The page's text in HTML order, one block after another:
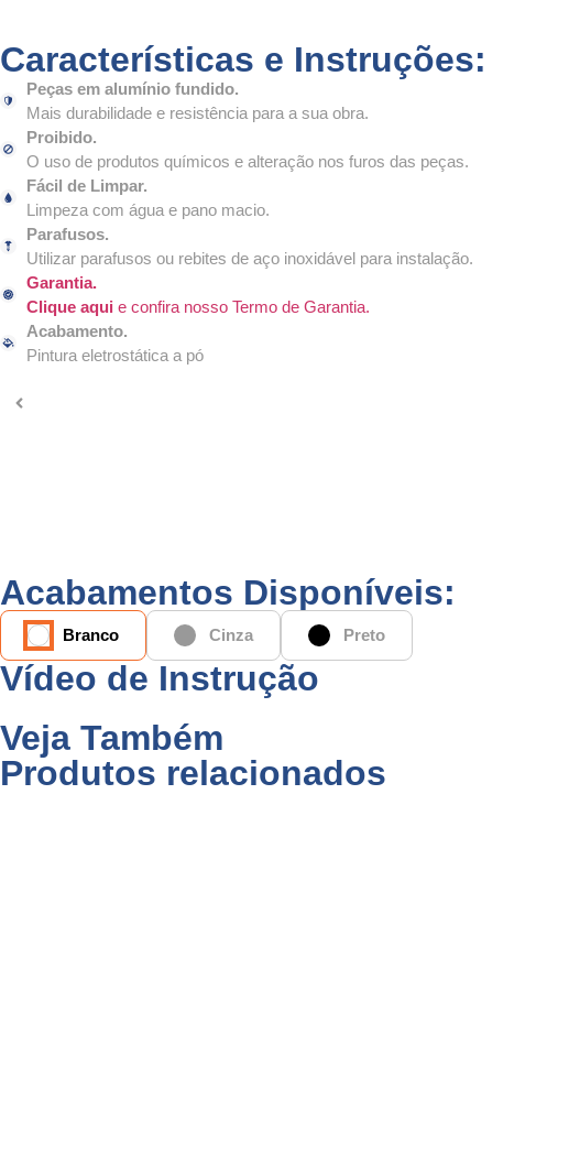
Características e Instruções:
Peças em alumínio fundido.
Mais durabilidade e resistência para a sua obra.
Proibido.
O uso de produtos químicos e alteração nos furos das peças.
Fácil de Limpar.
Limpeza com água e pano macio.
Parafusos.
Utilizar parafusos ou rebites de aço inoxidável para instalação.
Garantia.
Clique aqui e confira nosso Termo de Garantia.
Acabamento.
Pintura eletrostática a pó
Acabamentos Disponíveis:
Branco Cinza Preto
Vídeo de Instrução
Veja Também
Produtos relacionados